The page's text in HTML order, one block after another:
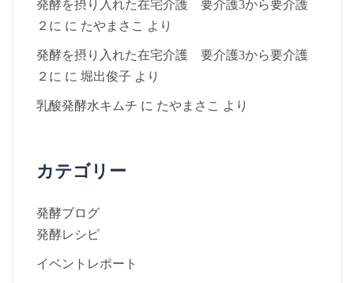
発酵を摂り入れた在宅介護 要介護3から要介護
２に に たやまさこ より
発酵を摂り入れた在宅介護 要介護3から要介護
２に に 堀出俊子 より
乳酸発酵水キムチ に たやまさこ より
カテゴリー
発酵ブログ
発酵レシピ
イベントレポート